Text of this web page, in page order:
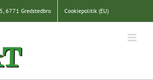
6771 Gredstedbro Cookiepolitik (EU)